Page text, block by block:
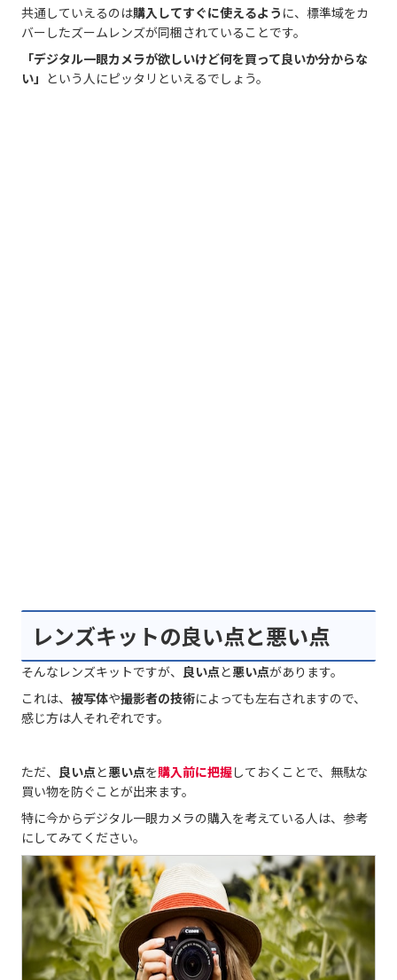
共通していえるのは購入してすぐに使えるよう に、標準域をカ
バーしたズームレンズが同梱されていることです。
「デジタル一眼カメラが欲しいけど何を買って良いか分からな
い」 という人にピッタリといえるでしょう。
レンズキットの良い点と悪い点
そんなレンズキットですが、 良い点と悪い点があります。
これは、 被写体や撮影者の技術によっても左右されますので、
感じ方は人それぞれです。
ただ、 良い点と悪い点を購入前に把握しておくことで、無駄な
買い物を防ぐことが出来ます。
特に今からデジタル一眼カメラの購入を考えている人は、参考
にしてみてください。